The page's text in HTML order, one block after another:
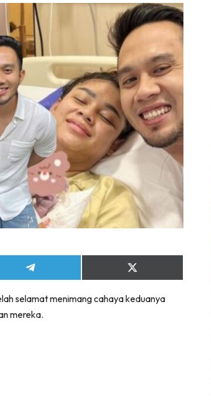
Share
on
Share
on
(Twitter)
selamat menimang cahaya keduanya
mereka.